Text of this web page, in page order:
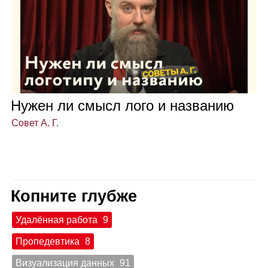
Нужен ли смысл лого и назва­нию
Совет А. Г.
Копните глубже
Удалённая работа 9
Пропедевтика 8
Визуализация данных 91